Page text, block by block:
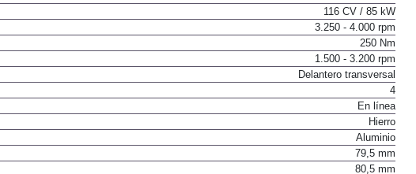
Gasóleo
116 CV / 85 kW
3.250 - 4.000 rpm
250 Nm
1.500 - 3.200 rpm
Delantero transversal
4
En línea
Hierro
Aluminio
79,5 mm